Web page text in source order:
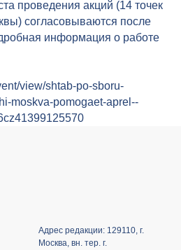
проведения акций (14 точек
согласовываются после
информация о работе
view/shtab-po-sboru-
moskva-pomogaet-aprel--
Адрес редакции: 129110, г.
Москва, вн. тер. г.